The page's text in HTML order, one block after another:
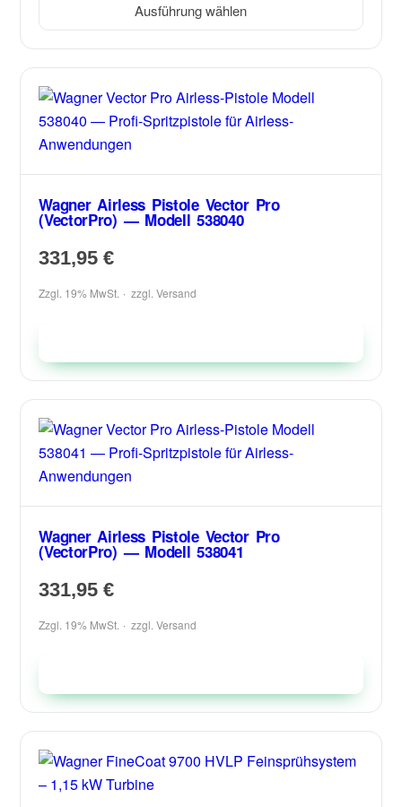
Ausführung wählen
Wagner Airless Pistole Vector Pro
(VectorPro) — Modell 538040
331,95€
Zzgl. 19% MwSt. zzgl.Versand
Wagner Airless Pistole Vector Pro
(VectorPro) — Modell 538041
331,95€
Zzgl. 19% MwSt. zzgl.Versand